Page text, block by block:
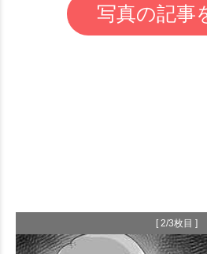
写真の記事
[ 2/3枚目 ]